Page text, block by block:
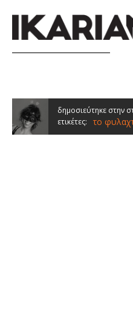
δημοσιεύτηκε στην
ετικέτες: το